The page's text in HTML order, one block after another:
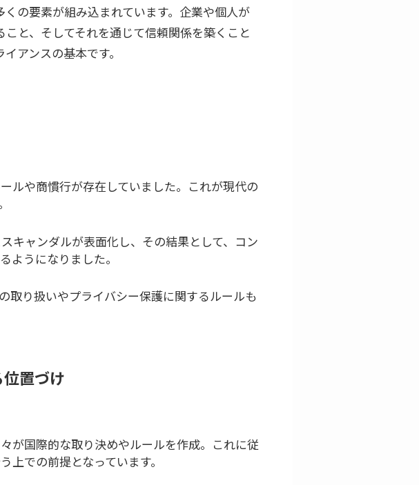
の要素が組み込まれています。企業や個人が
と、そしてそれを通じて信頼関係を築くこと
アンスの基本です。
ルや商慣行が存在していました。これが現代の
キャンダルが表面化し、その結果として、コン
ようになりました。
取り扱いやプライバシー保護に関するルールも
置づけ
が国際的な取り決めやルールを作成。これに従
上での前提となっています。